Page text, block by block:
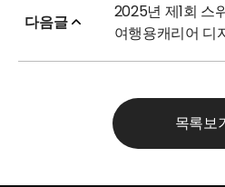
다음글
2025년 제1회 스
여행용캐리어 디
목록보